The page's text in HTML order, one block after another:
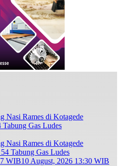
Nasi Rames di Kotagede
Tabung Gas Ludes
WIB10 August, 2026 13:30 WIB